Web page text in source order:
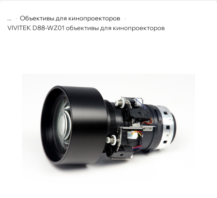
...
Объективы для кинопроекторов
VIVITEK D88-WZ01 объективы для кинопроекторов